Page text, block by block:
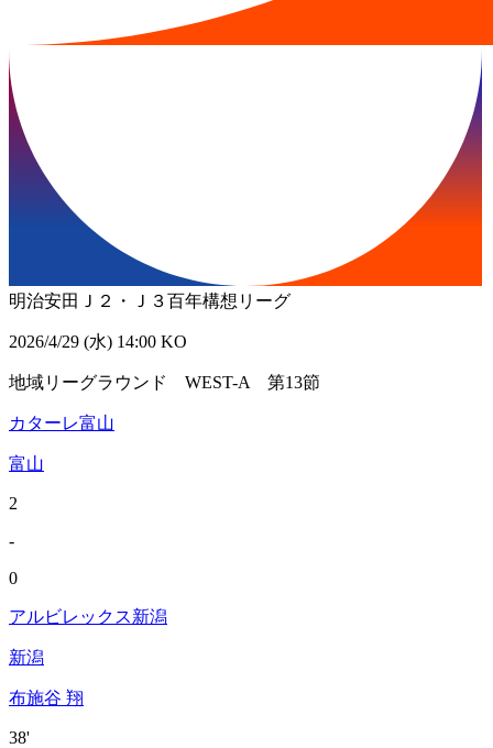
明治安田Ｊ２・Ｊ３百年構想リーグ
2026/4/29 (水) 14:00 KO
地域リーグラウンド WEST-A 第13節
カターレ富山
富山
2
-
0
アルビレックス新潟
新潟
布施谷 翔
38'